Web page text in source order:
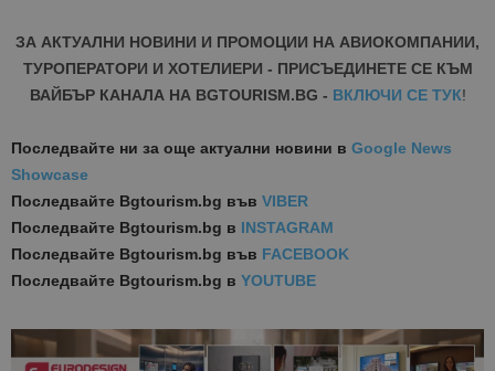
ЗА АКТУАЛНИ НОВИНИ И ПРОМОЦИИ НА АВИОКОМПАНИИ,
ТУРОПЕРАТОРИ И ХОТЕЛИЕРИ - ПРИСЪЕДИНЕТЕ СЕ КЪМ
ВАЙБЪР КАНАЛА НА BGTOURISM.BG - ВКЛЮЧИ СЕ ТУК!
Последвайте ни за още актуални новини в Google News
Showcase
Последвайте Bgtourism.bg във VIBER
Последвайте Bgtourism.bg в INSTAGRAM
Последвайте Bgtourism.bg във FACEBOOK
Последвайте Bgtourism.bg в YOUTUBE